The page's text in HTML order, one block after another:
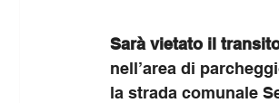
Sarà vietato il
nell’area di
la strada comunale